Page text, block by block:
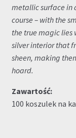
metallic surface in
course – with the
the true magic lies
silver interior that
sheen, making
hoard.
Zawartość:
100 koszulek na